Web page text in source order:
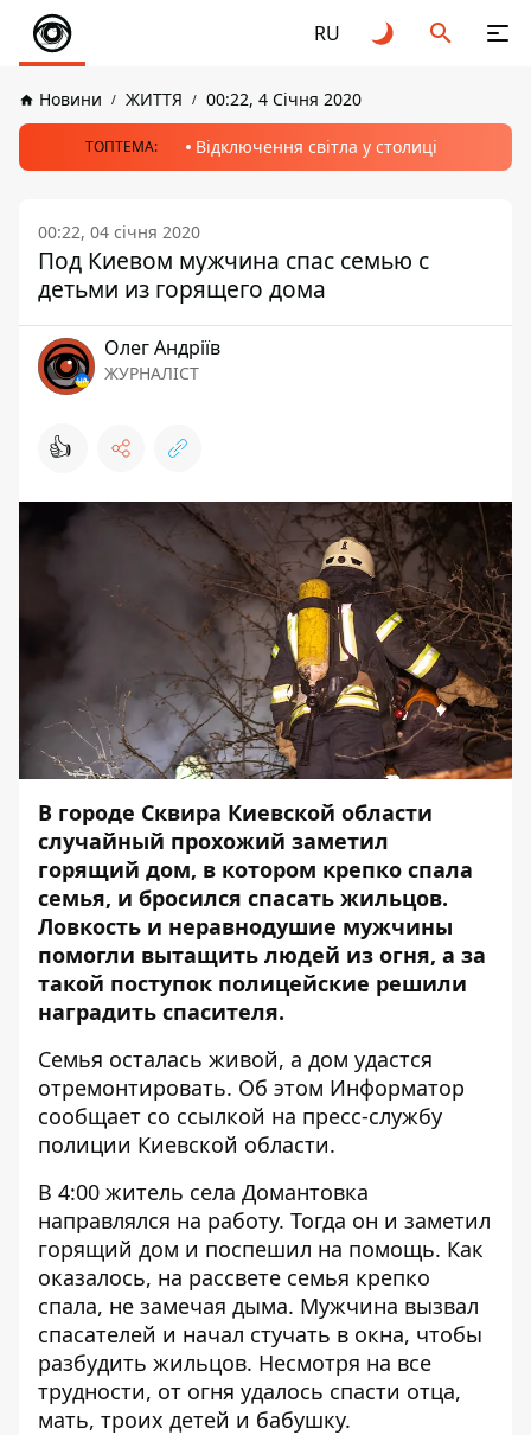
RU
Новини ЖИТТЯ 00:22, 4 Січня 2020
ТОПТЕМА: Відключення світла у столиці
00:22, 04 січня 2020
Под Киевом мужчина спас семью с
детьми из горящего дома
Олег Андріїв
ЖУРНАЛІСТ
👍
В городе Сквира Киевской области
случайный прохожий заметил
горящий дом, в котором крепко спала
семья, и бросился спасать жильцов.
Ловкость и неравнодушие мужчины
помогли вытащить людей из огня, а за
такой поступок полицейские решили
наградить спасителя.
Семья осталась живой, а дом удастся
отремонтировать. Об этом Информатор
сообщает со ссылкой на пресс-службу
полиции Киевской области.
В 4:00 житель села Домантовка
направлялся на работу. Тогда он и заметил
горящий дом и поспешил на помощь. Как
оказалось, на рассвете семья крепко
спала, не замечая дыма. Мужчина вызвал
спасателей и начал стучать в окна, чтобы
разбудить жильцов. Несмотря на все
трудности, от огня удалось спасти отца,
мать, троих детей и бабушку.